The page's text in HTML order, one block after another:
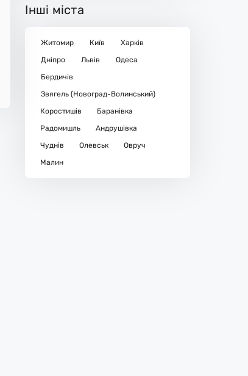
Інші міста
Житомир Київ
Харків
Дніпро
Львів
Одеса
Бердичів
Звягель (Новоград-Волинський)
Коростишів
Баранівка
Радомишль
Андрушівка
Чуднів
Олевськ
Овруч
Малин